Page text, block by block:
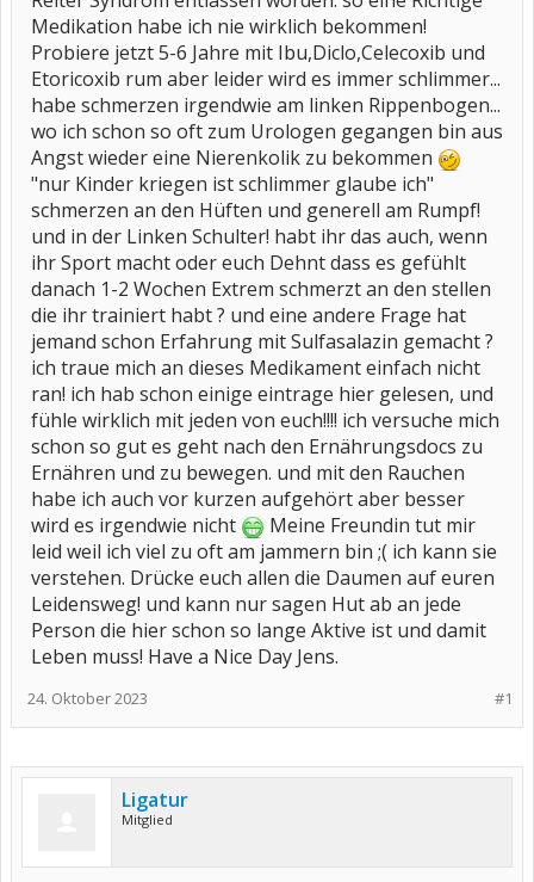
Medikation habe ich nie wirklich bekommen!
Probiere jetzt 5-6 Jahre mit Ibu,Diclo,Celecoxib und
Etoricoxib rum aber leider wird es immer schlimmer...
habe schmerzen irgendwie am linken Rippenbogen...
wo ich schon so oft zum Urologen gegangen bin aus
Angst wieder eine Nierenkolik zu bekommen
"nur Kinder kriegen ist schlimmer glaube ich"
schmerzen an den Hüften und generell am Rumpf!
und in der Linken Schulter! habt ihr das auch, wenn
ihr Sport macht oder euch Dehnt dass es gefühlt
danach 1-2 Wochen Extrem schmerzt an den stellen
die ihr trainiert habt ? und eine andere Frage hat
jemand schon Erfahrung mit Sulfasalazin gemacht ?
ich traue mich an dieses Medikament einfach nicht
ran! ich hab schon einige eintrage hier gelesen, und
fühle wirklich mit jeden von euch!!!! ich versuche mich
schon so gut es geht nach den Ernährungsdocs zu
Ernähren und zu bewegen. und mit den Rauchen
habe ich auch vor kurzen aufgehört aber besser
wird es irgendwie nicht
Meine Freundin tut mir
leid weil ich viel zu oft am jammern bin ;( ich kann sie
verstehen. Drücke euch allen die Daumen auf euren
Leidensweg! und kann nur sagen Hut ab an jede
Person die hier schon so lange Aktive ist und damit
Leben muss! Have a Nice Day Jens.
#1
24. Oktober 2023
Ligatur
Mitglied